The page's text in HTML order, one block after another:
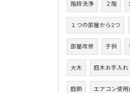
階段洗浄 ２階
１つの部屋から2つ
部屋改修 子供
大木 庭木お手入れ
庭師 エアコン使用